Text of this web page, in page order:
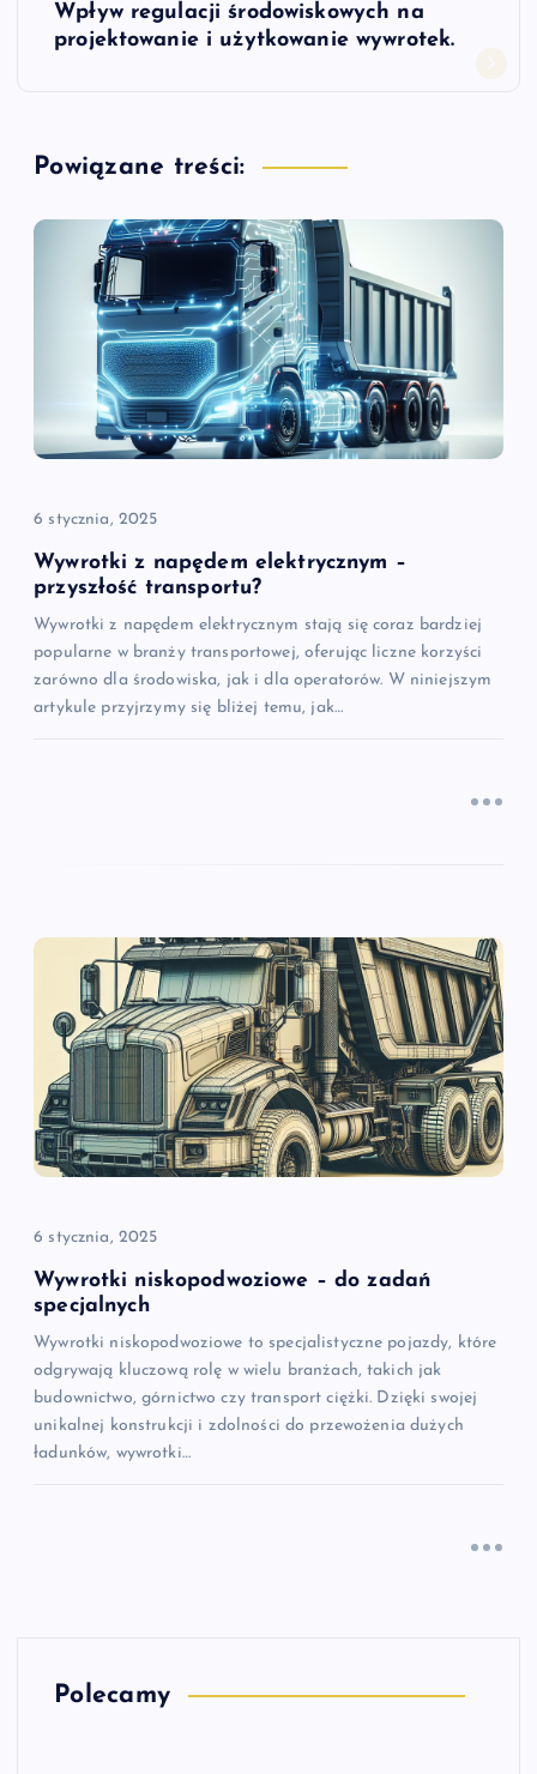
c
p
s
u
Wpływ regulacji środowiskowych na
projektowanie i użytkowanie wywrotek.
Powiązane treści:
6 stycznia, 2025
Wywrotki z napędem elektrycznym –
przyszłość transportu?
Wywrotki z napędem elektrycznym stają się coraz bardziej
popularne w branży transportowej, oferując liczne korzyści
zarówno dla środowiska, jak i dla operatorów. W niniejszym
artykule przyjrzymy się bliżej temu, jak…
6 stycznia, 2025
Wywrotki niskopodwoziowe – do zadań
specjalnych
Wywrotki niskopodwoziowe to specjalistyczne pojazdy, które
odgrywają kluczową rolę w wielu branżach, takich jak
budownictwo, górnictwo czy transport ciężki. Dzięki swojej
unikalnej konstrukcji i zdolności do przewożenia dużych
ładunków, wywrotki…
Polecamy